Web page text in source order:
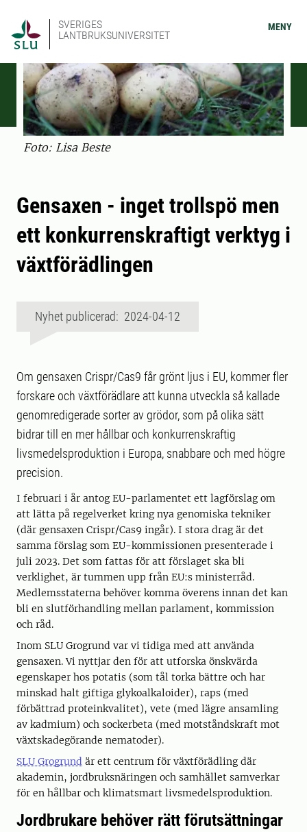
SVERIGES
LANTBRUKSUNIVERSITET
MENY
Foto: Lisa Beste
Gensaxen - inget trollspö men
ett konkurrenskraftigt verktyg i
växtförädlingen
Nyhet publicerad: 2024-04-12
Om gensaxen Crispr/Cas9 får grönt ljus i EU, kommer fler
forskare och växtförädlare att kunna utveckla så kallade
genomredigerade sorter av grödor, som på olika sätt
bidrar till en mer hållbar och konkurrenskraftig
livsmedelsproduktion i Europa, snabbare och med högre
precision.
I februari i år antog EU-parlamentet ett lagförslag om
att lätta på regelverket kring nya genomiska tekniker
(där gensaxen Crispr/Cas9 ingår). I stora drag är det
samma förslag som EU-kommissionen presenterade i
juli 2023. Det som fattas för att förslaget ska bli
verklighet, är tummen upp från EU:s ministerråd.
Medlemsstaterna behöver komma överens innan det kan
bli en slutförhandling mellan parlament, kommission
och råd.
Inom SLU Grogrund var vi tidiga med att använda
gensaxen. Vi nyttjar den för att utforska önskvärda
egenskaper hos potatis (som tål torka bättre och har
minskad halt giftiga glykoalkaloider), raps (med
förbättrad proteinkvalitet), vete (med lägre ansamling
av kadmium) och sockerbeta (med motståndskraft mot
växtskadegörande nematoder).
SLU Grogrund är ett centrum för växtförädling där
akademin, jordbruksnäringen och samhället samverkar
för en hållbar och klimatsmart livsmedelsproduktion.
Jordbrukare behöver rätt förutsättningar